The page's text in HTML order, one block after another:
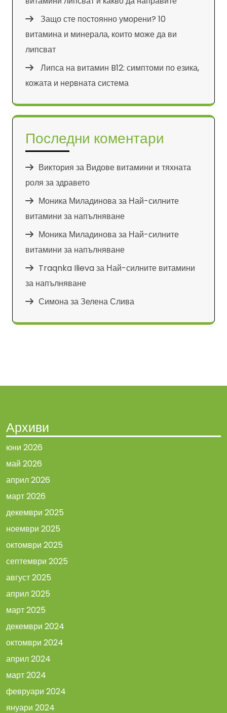
Защо сте постоянно уморени? 10
витамина и минерала, които може да ви
липсват
Липса на витамин B12: симптоми по езика,
кожата и нервната система
Последни коментари
Виктория за Видове витамини и тяхната
роля за здравето
Моника Миладиноваза Най-силните
витамини за напълняване
Моника Миладиноваза Най-силните
витамини за напълняване
Traqnka Ilievaза Най-силните витамини
за напълняване
СимоназаЗелена Слива
Архиви
юни 2026
май 2026
април 2026
март 2026
декември 2025
ноември 2025
октомври 2025
септември 2025
август 2025
април 2025
март 2025
декември 2024
октомври 2024
април 2024
март 2024
февруари 2024
януари 2024